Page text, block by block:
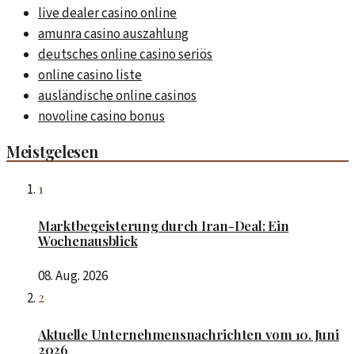
live dealer casino online
amunra casino auszahlung
deutsches online casino seriös
online casino liste
ausländische online casinos
novoline casino bonus
Meistgelesen
1
Marktbegeisterung durch Iran-Deal: Ein
Wochenausblick
08. Aug. 2026
2
Aktuelle Unternehmensnachrichten vom 10. Juni
2026